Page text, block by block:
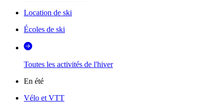
Location de ski
Écoles de ski
Toutes les activités de l'hiver
En été
Vélo et VTT